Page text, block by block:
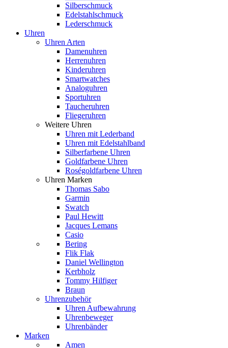
Silberschmuck
Edelstahlschmuck
Lederschmuck
Uhren
Uhren Arten
Damenuhren
Herrenuhren
Kinderuhren
Smartwatches
Analoguhren
Sportuhren
Taucheruhren
Fliegeruhren
Weitere Uhren
Uhren mit Lederband
Uhren mit Edelstahlband
Silberfarbene Uhren
Goldfarbene Uhren
Roségoldfarbene Uhren
Uhren Marken
Thomas Sabo
Garmin
Swatch
Paul Hewitt
Jacques Lemans
Casio
Bering
Flik Flak
Daniel Wellington
Kerbholz
Tommy Hilfiger
Braun
Uhrenzubehör
Uhren Aufbewahrung
Uhrenbeweger
Uhrenbänder
Marken
Amen